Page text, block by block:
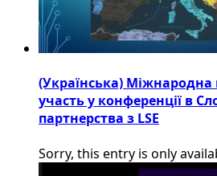
(Українська) Міжнародна
участь у конференції в
партнерства з LSE
Sorry, this entry is only